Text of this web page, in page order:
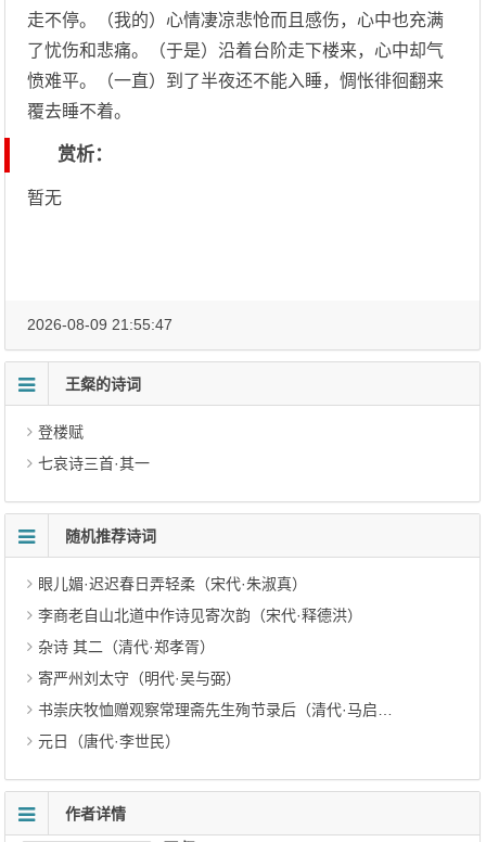
走不停。（我的）心情凄凉悲怆而且感伤，心中也充满
了忧伤和悲痛。（于是）沿着台阶走下楼来，心中却气
愤难平。（一直）到了半夜还不能入睡，惆怅徘徊翻来
覆去睡不着。
赏析：
暂无
2026-08-09 21:55:47
王粲的诗词
登楼赋
七哀诗三首·其一
随机推荐诗词
眼儿媚·迟迟春日弄轻柔（宋代·朱淑真）
李商老自山北道中作诗见寄次韵（宋代·释德洪）
杂诗 其二（清代·郑孝胥）
寄严州刘太守（明代·吴与弼）
书崇庆牧恤赠观察常理斋先生殉节录后（清代·马启泰）
元日（唐代·李世民）
作者详情